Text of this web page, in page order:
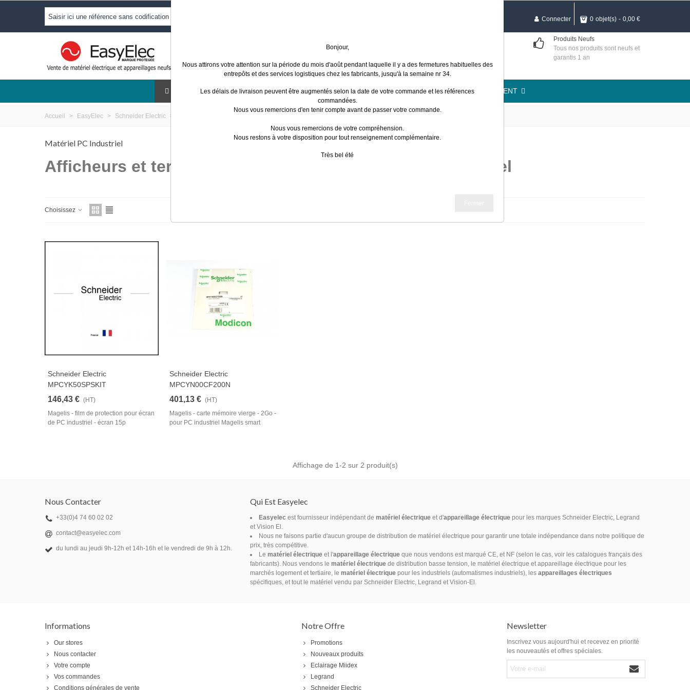
Connecter 0 objet(s) - 0,00 €
Dès 240€ HT de commande (en
exceptions.
Produits Neufs
Tous nos produits sont neufs et
garantis 1 an
ECLAIRAGE LEGRAND SCHNEIDER ELECTRIC SÉLECTION LOGEMENT
Accueil > EasyElec > Schneider Electric >
Matériel PC Industriel
Afficheurs et terminaux de dialogue - Matériel PC Industriel
Choisissez
Schneider Electric
MPCYK50SPSKIT
146,43 € (HT)
Magelis - film de protection pour écran
de PC industriel - écran 15p
Schneider Electric
MPCYN00CF200N
401,13 € (HT)
Magelis - carte mémoire vierge - 2Go -
pour PC industriel Magelis smart
Affichage de 1-2 sur 2 produit(s)
Nous Contacter
+33(0)4 74 60 02 02
contact@easyelec.com
du lundi au jeudi 9h-12h et 14h-16h et le vendredi de 9h à 12h.
Qui Est Easyelec
Easyelec est fournisseur indépendant de matériel électriqueet d'appareillage électriquepour les marques Schneider Electric, Legrand
et Vision El.
Nous ne faisons partie d'aucun groupe de distribution de matériel électrique pour garantir une totale indépendance dans notre politique de
prix, très compétitive.
Le matériel électriqueet l'appareillage électriqueque nous vendons est marqué CE, et NF (selon le cas, voir les catalogues français des
fabricants). Nous vendons le matériel électriquede distribution basse tension, le matériel électrique et appareillage électrique pour les
marchés logement et tertiaire, le matériel électriquepour les industriels (automatismes industriels), les appareillages électriques
spécifiques, et tout le matériel vendu par Schneider Electric, Legrand et Vision-El.
Informations
Our stores
Nous contacter
Votre compte
Vos commandes
Conditions générales de vente
Notre Offre
Promotions
Nouveaux produits
Eclairage Miidex
Legrand
Schneider Electric
Newsletter
Inscrivez vous aujourd'hui et recevez en priorité
les nouveautés et offres spéciales.
Bonjour,
Nous attirons votre attention sur la période du mois d'août pendant laquelle il y a des fermetures habituelles des
entrepôts et des services logistiques chez les fabricants, jusqu'à la semaine nr 34.
Les délais de livraison peuvent être augmentés selon la date de votre commande et les références
commandées.
Nous vous remercions d'en tenir compte avant de passer votre commande.
Nous vous remercions de votre compréhension.
Nous restons à votre disposition pour tout renseignement complémentaire.
Très bel été